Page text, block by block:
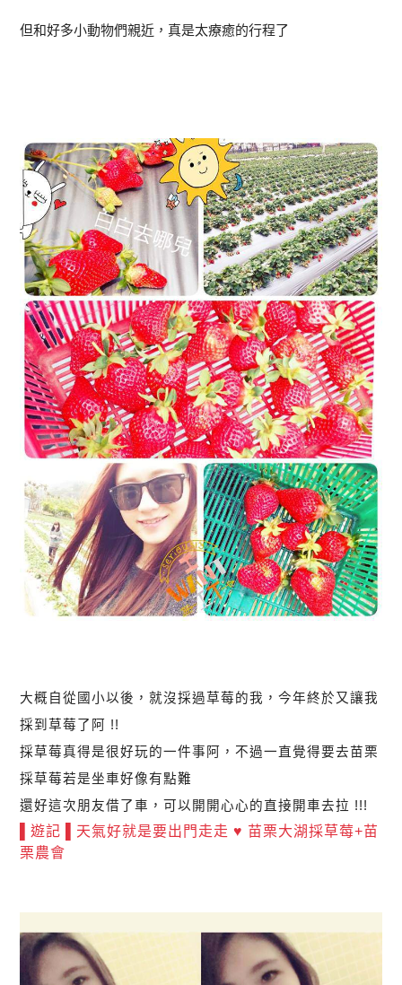
但和好多小動物們親近，真是太療癒的行程了
大概自從國小以後，就沒採過草莓的我，今年終於又讓我
採到草莓了阿 !!
採草莓真得是很好玩的一件事阿，不過一直覺得要去苗栗
採草莓若是坐車好像有點難
還好這次朋友借了車，可以開開心心的直接開車去拉 !!!
▌遊記 ▌天氣好就是要出門走走 ♥ 苗栗大湖採草莓+苗
栗農會